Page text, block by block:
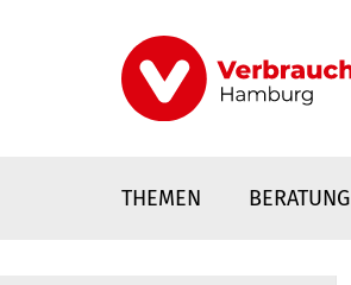
THEMEN BERATUNG